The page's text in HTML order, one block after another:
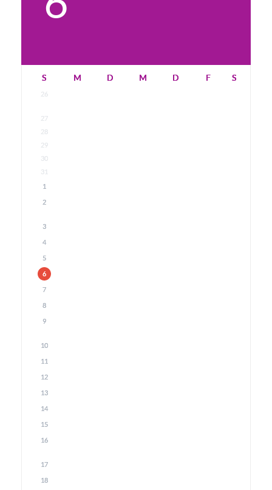
S M D M D F S
26
27
28
29
30
31
1
2
3
4
5
6
7
8
9
10
11
12
13
14
15
16
17
18